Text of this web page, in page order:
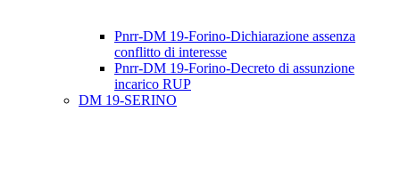
Pnrr-DM 19-Forino-Dichiarazione assenza
conflitto di interesse
Pnrr-DM 19-Forino-Decreto di assunzione
incarico RUP
DM 19-SERINO